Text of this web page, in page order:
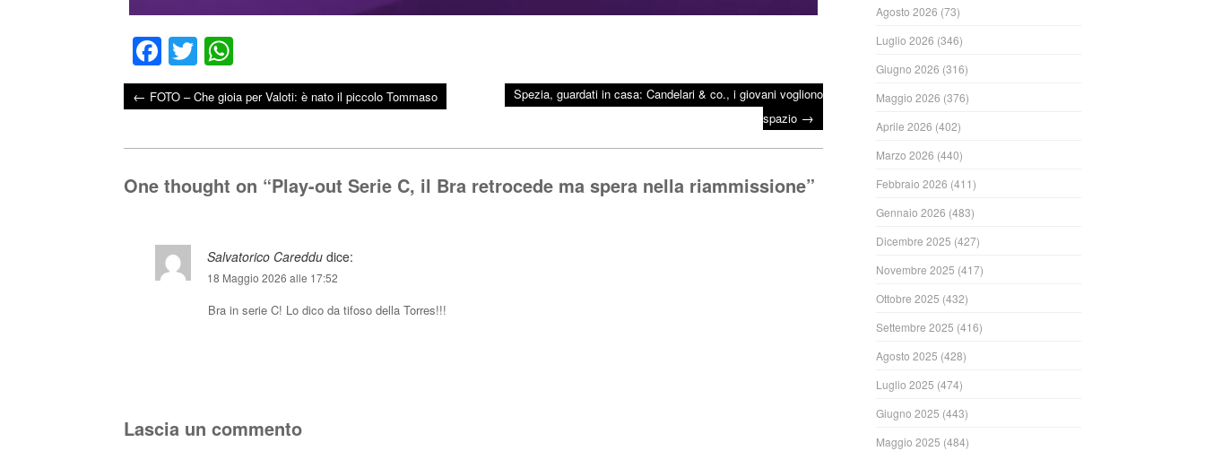
Fa
ce
bo
T
wi
tte
ha
ts
← FOTO – Che gioia per Valoti: è nato il piccolo Tommaso
Spezia, guardati in casa: Candelari & co., i giovani vogliono
spazio →
One thought on “Play-out Serie C, il Bra retrocede ma spera nella riammissione”
Salvatorico Careddu dice:
18 Maggio 2026 alle 17:52
Bra in serie C! Lo dico da tifoso della Torres!!!
Lascia un commento
Agosto 2026 (73)
Luglio 2026 (346)
Giugno 2026 (316)
Maggio 2026 (376)
Aprile 2026 (402)
Marzo 2026 (440)
Febbraio 2026 (411)
Gennaio 2026 (483)
Dicembre 2025 (427)
Novembre 2025 (417)
Ottobre 2025 (432)
Settembre 2025 (416)
Agosto 2025 (428)
Luglio 2025 (474)
Giugno 2025 (443)
Maggio 2025 (484)